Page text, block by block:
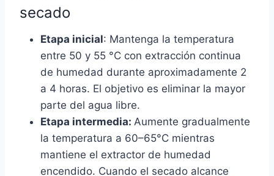
secado
Etapa inicial: Mantenga la temperatura
entre 50 y 55 °C con extracción continua
de humedad durante aproximadamente 2
a 4 horas. El objetivo es eliminar la mayor
parte del agua libre.
Etapa intermedia: Aumente gradualmente
la temperatura a 60–65°C mientras
mantiene el extractor de humedad
encendido. Cuando el secado alcance